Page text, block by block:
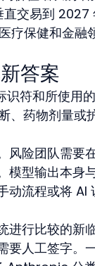
交易到 2027
医疗保健和金
答案
符和所使用的
药物剂量或
风险团队需要
模型输出本身
动流程或将 AI
进行比较的新
要人工签字。